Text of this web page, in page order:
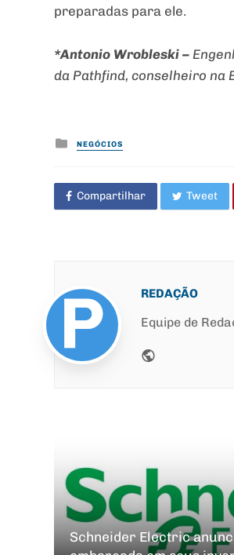
preparadas para ele.
*Antonio Wrobleski –
da Pathfind, conselheiro na
Posted
in
NEGÓCIOS
Compartilhar Tweet
REDAÇÃO
Equipe de
Schneider Electric